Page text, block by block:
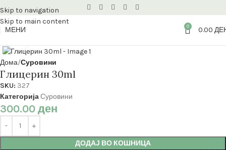
Skip to navigation
Skip to main content
МЕНИ
0 0.00
Дома Суровини
Глицерин 30ml
SKU: 327
КатегоријаСуровини
300.00 ден
ДОДАЈ ВО КОШНИЦА